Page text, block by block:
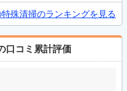
殊清掃のランキングを見る
口コミ累計評価